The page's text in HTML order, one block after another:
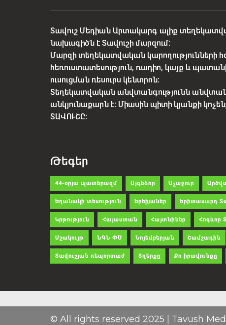
Տավուշ Մեդիան Արտակարգ ալիք
նախագիծն է Տավուշի մարզում:
Մարզի տեղեկատվական կարողությունների
հեռուստատեսություն, ռադիո, կայք և
ուսուցման ռեսուրս կենտրոն:
Տեղեկատվական անվտանգությունն
անկյունաքարն է: Միասին պիտի կյանքի
ՏԱՎՈՒՇԸ:
Թեգեր
44-օրյա պատերազմ Այգեձոր Աչաջուր
Եղանակի տեսություն Երեխաներ Երիտասարդ
Կրթություն Հայաստան Հայտնիներ Հոգևոր
Մշակույթ ՆԳՆ ՓԾ Նոյեմբերյան Շամշադին
Տավուշյան ռեպորտաժ Տղերքը Քո իրավունքը
© All rights reserved 2025 | Tavush